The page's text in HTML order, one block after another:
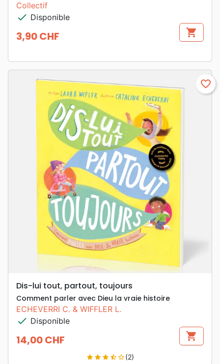
Collectif
check Disponible
Prix
3,90 CHF shopping_cart
favorite_border
Dis-lui tout, partout, toujours
Comment parler avec Dieu la vraie histoire
ECHEVERRI C. & WIFFLER L.
check Disponible
Prix
14,00 CHF shopping_cart
star star star star_half star_border(2)